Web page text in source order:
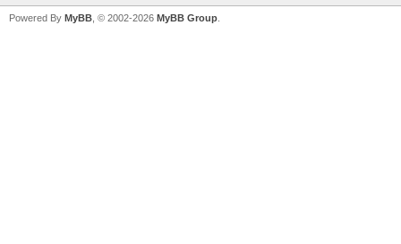
Powered By MyBB , © 2002-2026 MyBB Group